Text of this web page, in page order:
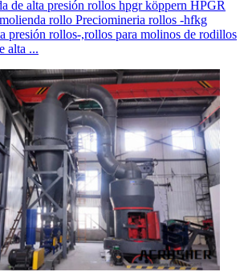
de alta presión rollos hpgr köppern HPGR
rollo Preciomineria rollos -hfkg
presión rollos-,rollos para molinos de rodillos
alta ...